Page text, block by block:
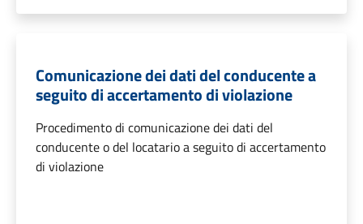
Comunicazione dei dati del conducente a
seguito di accertamento di violazione
Procedimento di comunicazione dei dati del
conducente o del locatario a seguito di accertamento
di violazione